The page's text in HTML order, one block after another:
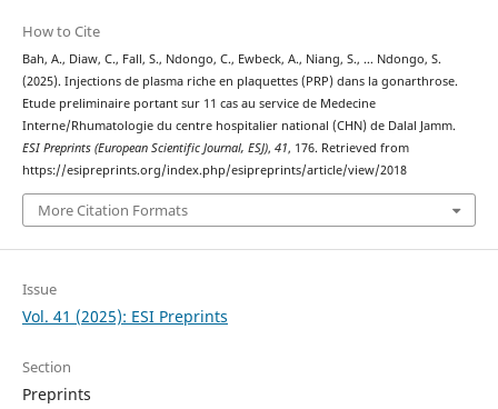
How to Cite
Bah, A., Diaw, C., Fall, S., Ndongo, C., Ewbeck, A., Niang, S., … Ndongo, S.
(2025). Injections de plasma riche en plaquettes (PRP) dans la gonarthrose.
Etude preliminaire portant sur 11 cas au service de Medecine
Interne/Rhumatologie du centre hospitalier national (CHN) de Dalal Jamm.
ESI Preprints (European Scientific Journal, ESJ), 41, 176. Retrieved from
https://esipreprints.org/index.php/esipreprints/article/view/2018
More Citation Formats
Issue
Vol. 41 (2025): ESI Preprints
Section
Preprints